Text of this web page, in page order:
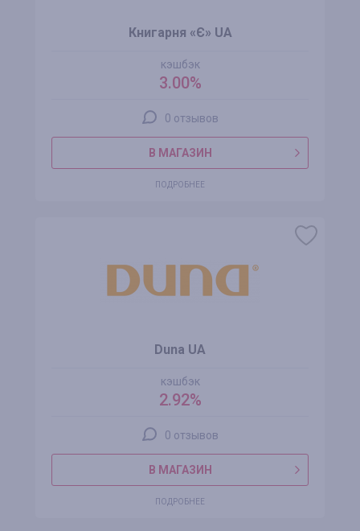
Книгарня «Є» UA
кэшбэк
3.00%
0 отзывов
В МАГАЗИН
ПОДРОБНЕЕ
Duna UA
кэшбэк
2.92%
0 отзывов
В МАГАЗИН
ПОДРОБНЕЕ